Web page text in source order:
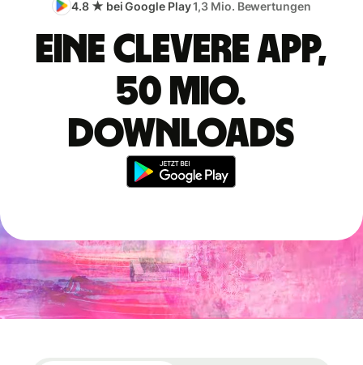
4.8 ★ bei Google Play1,3 Mio. Bewertungen
Eine clevere App,
50 Mio.
Downloads